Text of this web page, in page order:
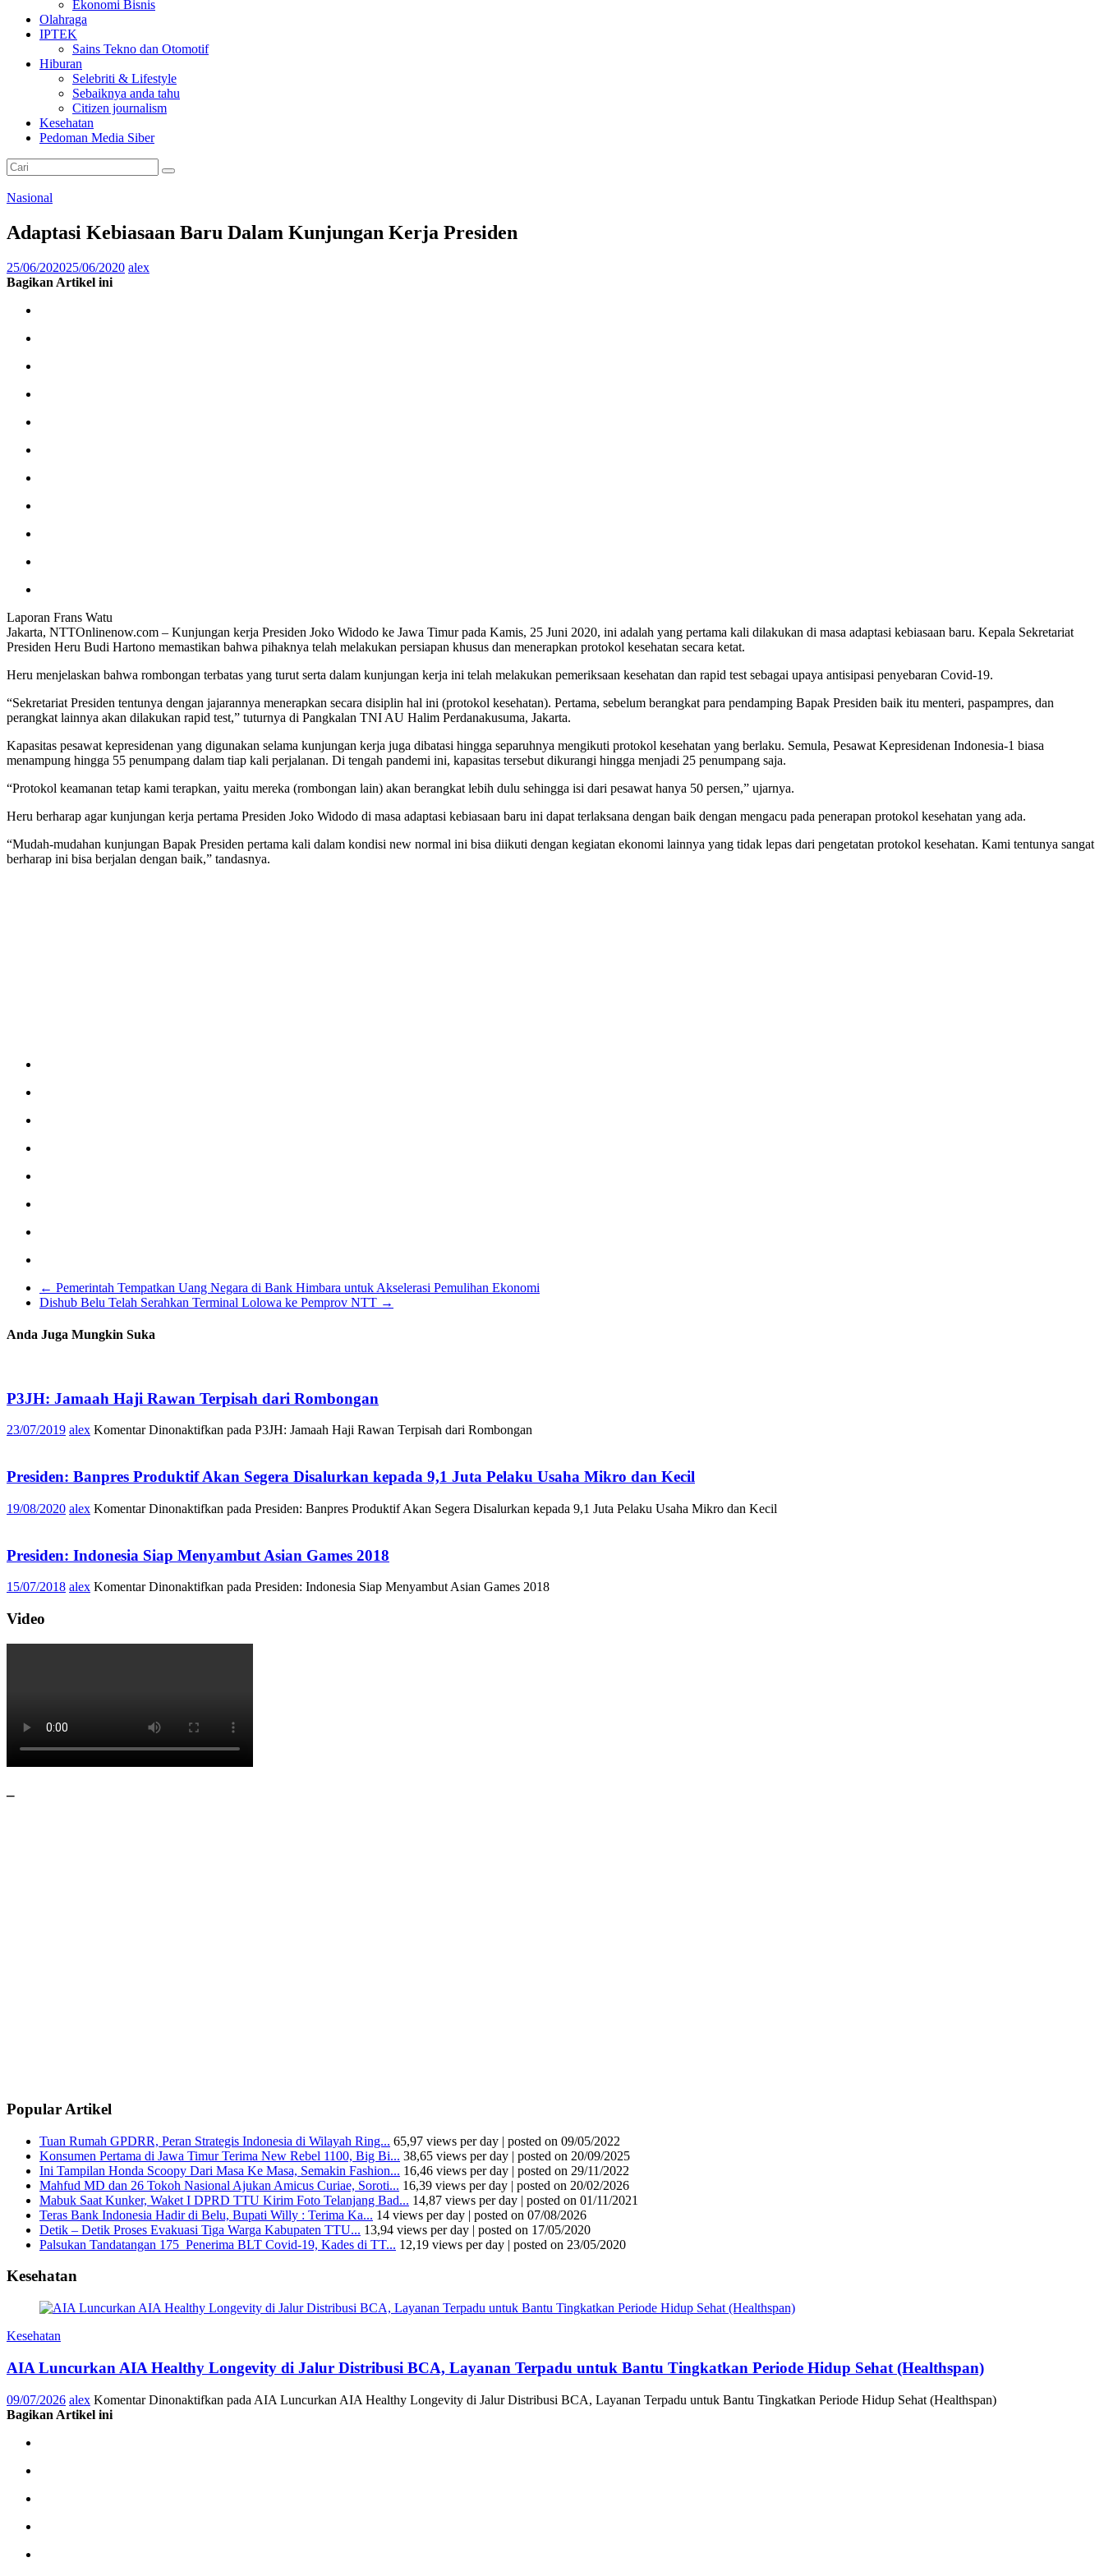
Ekonomi Bisnis
Olahraga
IPTEK
Sains Tekno dan Otomotif
Hiburan
Selebriti & Lifestyle
Sebaiknya anda tahu
Citizen journalism
Kesehatan
Pedoman Media Siber
Nasional
Adaptasi Kebiasaan Baru Dalam Kunjungan Kerja Presiden
25/06/202025/06/2020 alex
Bagikan Artikel ini
Laporan Frans Watu
Jakarta, NTTOnlinenow.com – Kunjungan kerja Presiden Joko Widodo ke Jawa Timur pada Kamis, 25 Juni 2020, ini adalah yang pertama kali dilakukan di masa adaptasi kebiasaan baru. Kepala Sekretariat
Presiden Heru Budi Hartono memastikan bahwa pihaknya telah melakukan persiapan khusus dan menerapkan protokol kesehatan secara ketat.
Heru menjelaskan bahwa rombongan terbatas yang turut serta dalam kunjungan kerja ini telah melakukan pemeriksaan kesehatan dan rapid test sebagai upaya antisipasi penyebaran Covid-19.
“Sekretariat Presiden tentunya dengan jajarannya menerapkan secara disiplin hal ini (protokol kesehatan). Pertama, sebelum berangkat para pendamping Bapak Presiden baik itu menteri, paspampres, dan
perangkat lainnya akan dilakukan rapid test,” tuturnya di Pangkalan TNI AU Halim Perdanakusuma, Jakarta.
Kapasitas pesawat kepresidenan yang digunakan selama kunjungan kerja juga dibatasi hingga separuhnya mengikuti protokol kesehatan yang berlaku. Semula, Pesawat Kepresidenan Indonesia-1 biasa
menampung hingga 55 penumpang dalam tiap kali perjalanan. Di tengah pandemi ini, kapasitas tersebut dikurangi hingga menjadi 25 penumpang saja.
“Protokol keamanan tetap kami terapkan, yaitu mereka (rombongan lain) akan berangkat lebih dulu sehingga isi dari pesawat hanya 50 persen,” ujarnya.
Heru berharap agar kunjungan kerja pertama Presiden Joko Widodo di masa adaptasi kebiasaan baru ini dapat terlaksana dengan baik dengan mengacu pada penerapan protokol kesehatan yang ada.
“Mudah-mudahan kunjungan Bapak Presiden pertama kali dalam kondisi new normal ini bisa diikuti dengan kegiatan ekonomi lainnya yang tidak lepas dari pengetatan protokol kesehatan. Kami tentunya sangat
berharap ini bisa berjalan dengan baik,” tandasnya.
← Pemerintah Tempatkan Uang Negara di Bank Himbara untuk Akselerasi Pemulihan Ekonomi
Dishub Belu Telah Serahkan Terminal Lolowa ke Pemprov NTT →
Anda Juga Mungkin Suka
P3JH: Jamaah Haji Rawan Terpisah dari Rombongan
23/07/2019 alex Komentar Dinonaktifkan pada P3JH: Jamaah Haji Rawan Terpisah dari Rombongan
Presiden: Banpres Produktif Akan Segera Disalurkan kepada 9,1 Juta Pelaku Usaha Mikro dan Kecil
19/08/2020 alex Komentar Dinonaktifkan pada Presiden: Banpres Produktif Akan Segera Disalurkan kepada 9,1 Juta Pelaku Usaha Mikro dan Kecil
Presiden: Indonesia Siap Menyambut Asian Games 2018
15/07/2018 alex Komentar Dinonaktifkan pada Presiden: Indonesia Siap Menyambut Asian Games 2018
Video
–
Popular Artikel
Tuan Rumah GPDRR, Peran Strategis Indonesia di Wilayah Ring... 65,97 views per day | posted on 09/05/2022
Konsumen Pertama di Jawa Timur Terima New Rebel 1100, Big Bi... 38,65 views per day | posted on 20/09/2025
Ini Tampilan Honda Scoopy Dari Masa Ke Masa, Semakin Fashion... 16,46 views per day | posted on 29/11/2022
Mahfud MD dan 26 Tokoh Nasional Ajukan Amicus Curiae, Soroti... 16,39 views per day | posted on 20/02/2026
Mabuk Saat Kunker, Waket I DPRD TTU Kirim Foto Telanjang Bad... 14,87 views per day | posted on 01/11/2021
Teras Bank Indonesia Hadir di Belu, Bupati Willy : Terima Ka... 14 views per day | posted on 07/08/2026
Detik – Detik Proses Evakuasi Tiga Warga Kabupaten TTU... 13,94 views per day | posted on 17/05/2020
Palsukan Tandatangan 175 Penerima BLT Covid-19, Kades di TT... 12,19 views per day | posted on 23/05/2020
Kesehatan
Kesehatan
AIA Luncurkan AIA Healthy Longevity di Jalur Distribusi BCA, Layanan Terpadu untuk Bantu Tingkatkan Periode Hidup Sehat (Healthspan)
09/07/2026 alex Komentar Dinonaktifkan pada AIA Luncurkan AIA Healthy Longevity di Jalur Distribusi BCA, Layanan Terpadu untuk Bantu Tingkatkan Periode Hidup Sehat (Healthspan)
Bagikan Artikel ini